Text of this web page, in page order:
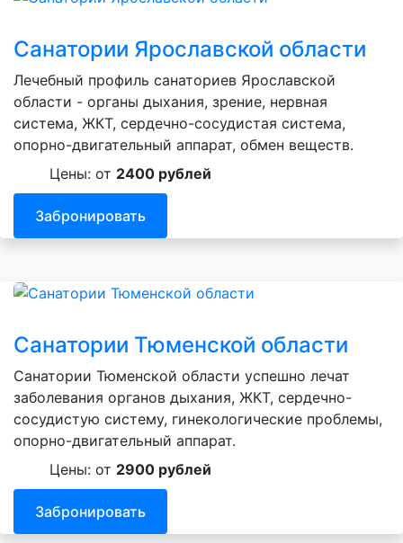
Санатории Ярославской области
Лечебный профиль санаториев Ярославской
области - органы дыхания, зрение, нервная
система, ЖКТ, сердечно-сосудистая система,
опорно-двигательный аппарат, обмен веществ.
Цены: от 2400 рублей
Забронировать
Санатории Тюменской области
Санатории Тюменской области успешно лечат
заболевания органов дыхания, ЖКТ, сердечно-
сосудистую систему, гинекологические проблемы,
опорно-двигательный аппарат.
Цены: от 2900 рублей
Забронировать